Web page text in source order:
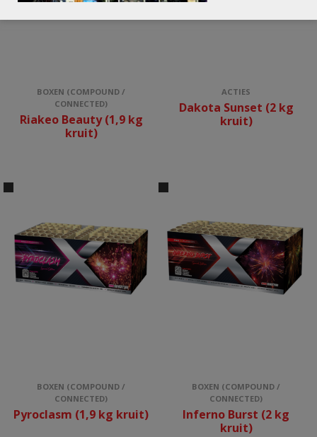
BOXEN (COMPOUND /
CONNECTED)
Riakeo Beauty (1,9 kg
kruit)
ACTIES
Dakota Sunset (2 kg
kruit)
BOXEN (COMPOUND /
CONNECTED)
Pyroclasm (1,9 kg kruit)
BOXEN (COMPOUND /
CONNECTED)
Inferno Burst (2 kg
kruit)